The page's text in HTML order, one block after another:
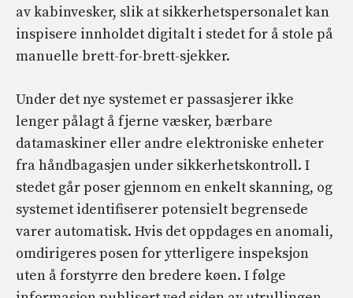
av kabinvesker, slik at sikkerhetspersonalet kan
inspisere innholdet digitalt i stedet for å stole på
manuelle brett-for-brett-sjekker.
Under det nye systemet er passasjerer ikke
lenger pålagt å fjerne væsker, bærbare
datamaskiner eller andre elektroniske enheter
fra håndbagasjen under sikkerhetskontroll. I
stedet går poser gjennom en enkelt skanning, og
systemet identifiserer potensielt begrensede
varer automatisk. Hvis det oppdages en anomali,
omdirigeres posen for ytterligere inspeksjon
uten å forstyrre den bredere køen. I følge